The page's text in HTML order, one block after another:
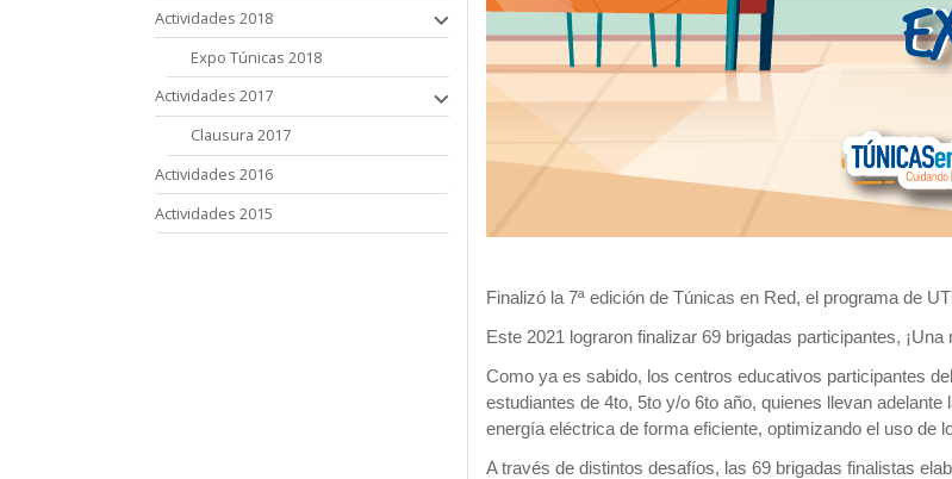
Actividades 2018
Expo Túnicas 2018
Actividades 2017
Clausura 2017
Actividades 2016
Actividades 2015
Finalizó la 7ª edición de Túnicas en Red, el programa de
Este 2021 lograron finalizar 69 brigadas participantes, ¡Una
Como ya es sabido, los centros educativos participantes
estudiantes de 4to, 5to y/o 6to año, quienes llevan
energía eléctrica de forma eficiente, optimizando el uso de
A través de distintos desafíos, las 69 brigadas finalistas